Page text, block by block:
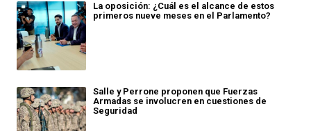
La oposición: ¿Cuál es el alcance de estos
primeros nueve meses en el Parlamento?
Salle y Perrone proponen que Fuerzas
Armadas se involucren en cuestiones de
Seguridad